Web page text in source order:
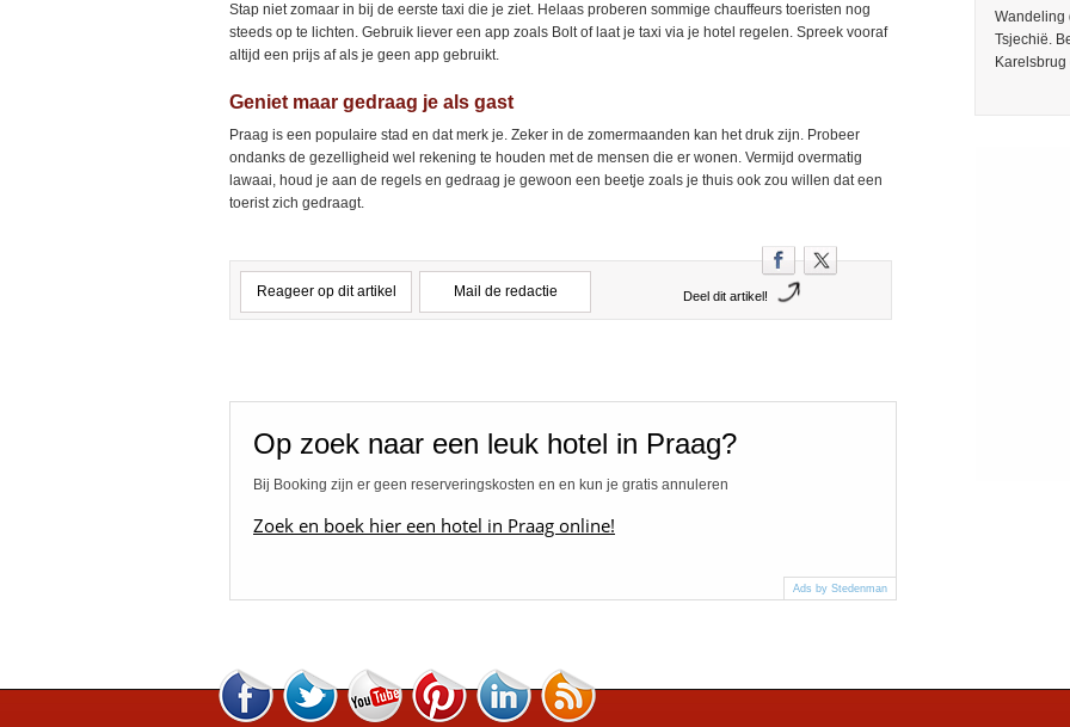
Stap niet zomaar in bij de eerste taxi die je ziet. Helaas proberen sommige chauffeurs toeristen nog
steeds op te lichten. Gebruik liever een app zoals Bolt of laat je taxi via je hotel regelen. Spreek vooraf
altijd een prijs af als je geen app gebruikt.
Geniet maar gedraag je als gast
Praag is een populaire stad en dat merk je. Zeker in de zomermaanden kan het druk zijn. Probeer
ondanks de gezelligheid wel rekening te houden met de mensen die er wonen. Vermijd overmatig
lawaai, houd je aan de regels en gedraag je gewoon een beetje zoals je thuis ook zou willen dat een
toerist zich gedraagt.
Reageer op dit artikel Mail de redactie Deel dit artikel!
Op zoek naar een leuk hotel in Praag?
Bij Booking zijn er geen reserveringskosten en en kun je gratis annuleren
Zoek en boek hier een hotel in Praag online!
Ads by Stedenman
Wandeling
Tsjechië.